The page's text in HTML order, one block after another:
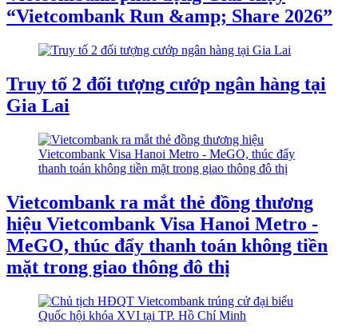
“Vietcombank Run &amp; Share 2026”
Truy tố 2 đối tượng cướp ngân hàng tại
Gia Lai
Vietcombank ra mắt thẻ đồng thương
hiệu Vietcombank Visa Hanoi Metro -
MeGO, thúc đẩy thanh toán không tiền
mặt trong giao thông đô thị